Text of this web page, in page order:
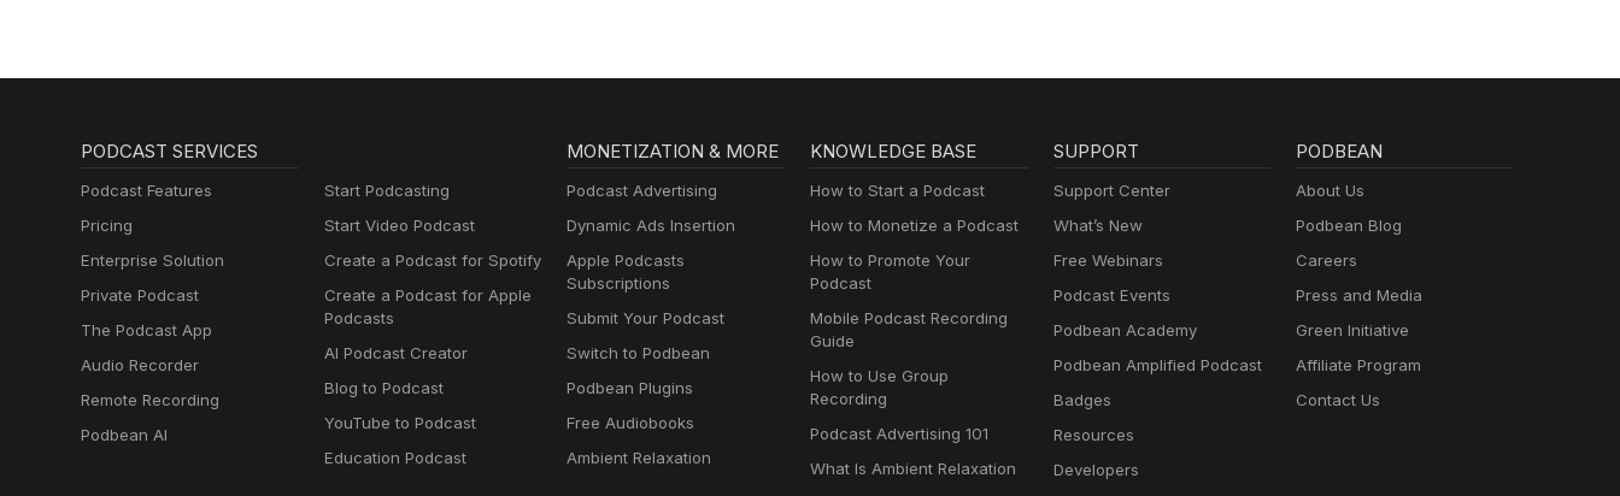
PODCAST SERVICES
Podcast Features
Pricing
Enterprise Solution
Private Podcast
The Podcast App
Audio Recorder
Remote Recording
Podbean AI
Start Podcasting
Start Video Podcast
Create a Podcast for Spotify
Create a Podcast for Apple
Podcasts
AI Podcast Creator
Blog to Podcast
YouTube to Podcast
Education Podcast
MONETIZATION & MORE
Podcast Advertising
Dynamic Ads Insertion
Apple Podcasts
Subscriptions
Submit Your Podcast
Switch to Podbean
Podbean Plugins
Free Audiobooks
Ambient Relaxation
KNOWLEDGE BASE
How to Start a Podcast
How to Monetize a Podcast
How to Promote Your
Podcast
Mobile Podcast Recording
Guide
How to Use Group
Recording
Podcast Advertising 101
What Is Ambient Relaxation
SUPPORT
Support Center
What’s New
Free Webinars
Podcast Events
Podbean Academy
Podbean Amplified Podcast
Badges
Resources
Developers
PODBEAN
About Us
Podbean Blog
Careers
Press and Media
Green Initiative
Affiliate Program
Contact Us